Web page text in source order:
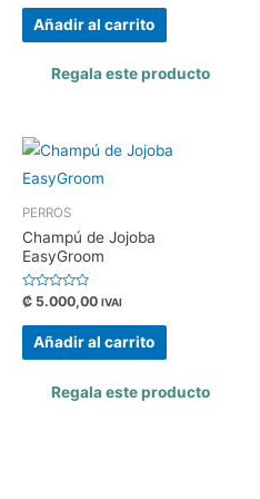
0
Añadir al carrito
Regala este producto
PERROS
Champú de Jojoba
EasyGroom
Valorado
con
0
₡ 5.000,00 IVAI
Añadir al carrito
Regala este producto